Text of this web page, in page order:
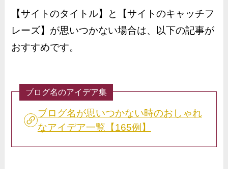
【サイトのタイトル】と【サイトのキャッチフ
レーズ】が思いつかない場合は、以下の記事が
おすすめです。
ブログ名のアイデア集
ブログ名が思いつかない時のおしゃれ
なアイデア一覧【165例】